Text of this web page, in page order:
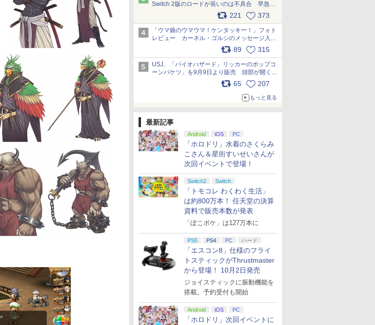
Switch 2版のロードが長いのは不具合 早急に
アップデートできるよう対応中221 373
「ウマ娘のウマウマ！ケンタッキー！」フォト
レビュー カーネル・ゴルシのメッセージ入り
パッケージや描き下ろしトレカなどが登場
89 315
USJ、「バイオハザード」リッカーのポップコ
ーンバケツ」を9月9日より販売 頭部が開く仕
組み。味は恐怖を堪のう「味噌フレーバー」
65 207
もっと見る
最新記事
Android iOS PC
「ホロドリ」水着のさくらみ
こさん＆星街すいせいさんが
次回イベントで登場！
Switch2 Switch
「トモコレ わくわく生活」
は約800万本！ 任天堂の決算
資料で販売本数が発表
「ぽこポケ」は127万本に
PS5 PS4 PC ハード
「エスコン8」仕様のフライ
トスティックがThrustmaster
から登場！ 10月2日発売
ジョイスティックに振動機能を
搭載。予約受付も開始
Android iOS PC
「ホロドリ」次回イベントに